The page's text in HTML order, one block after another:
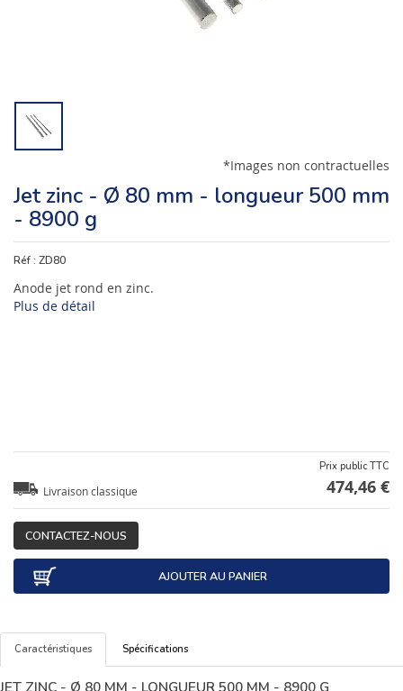
*Images non contractuelles
Jet zinc - Ø 80 mm - longueur 500 mm
- 8900 g
Réf : ZD80
Anode jet rond en zinc.
Plus de détail
Livraison classique
Prix public TTC
474,46 €
CONTACTEZ-NOUS
AJOUTER AU PANIER
Caractéristiques Spécifications
JET ZINC - Ø 80 MM - LONGUEUR 500 MM - 8900 G